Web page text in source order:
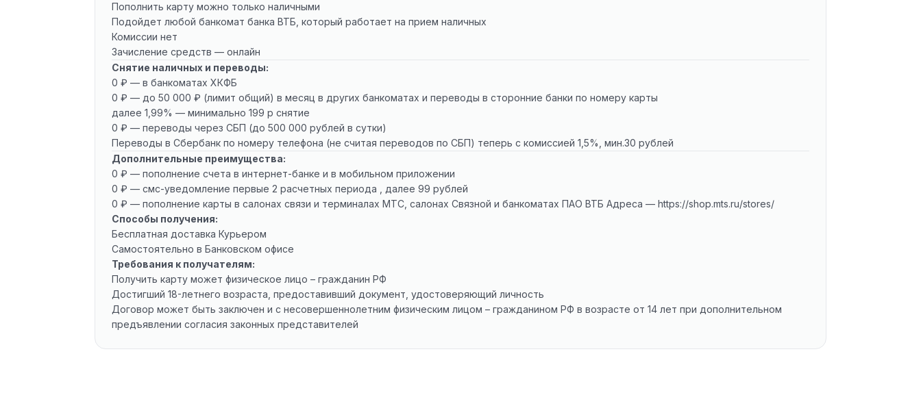
Пополнить карту можно только наличными
Подойдет любой банкомат банка ВТБ, который работает на прием наличных
Комиссии нет
Зачисление средств — онлайн
Снятие наличных и переводы:
0 ₽ — в банкоматах ХКФБ
0 ₽ — до 50 000 ₽ (лимит общий) в месяц в других банкоматах и переводы в сторонние банки по номеру карты
далее 1,99% — минимально 199 р снятие
0 ₽ — переводы через СБП (до 500 000 рублей в сутки)
Переводы в Сбербанк по номеру телефона (не считая переводов по СБП) теперь с комиссией 1,5%, мин.30 рублей
Дополнительные преимущества:
0 ₽ — пополнение счета в интернет-банке и в мобильном приложении
0 ₽ — смс-уведомление первые 2 расчетных периода , далее 99 рублей
0 ₽ — пополнение карты в салонах связи и терминалах МТС, салонах Связной и банкоматах ПАО ВТБ Адреса — https://shop.mts.ru/stores/
Способы получения:
Бесплатная доставка Курьером
Самостоятельно в Банковском офисе
Требования к получателям:
Получить карту может физическое лицо – гражданин РФ
Достигший 18-летнего возраста, предоставивший документ, удостоверяющий личность
Договор может быть заключен и с несовершеннолетним физическим лицом – гражданином РФ в возрасте от 14 лет при дополнительном
предъявлении согласия законных представителей